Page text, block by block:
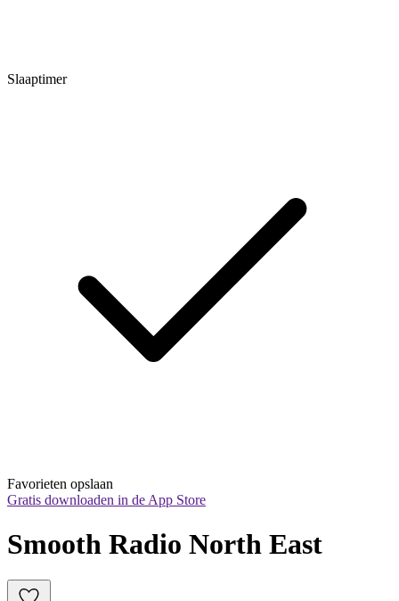
Slaaptimer
Favorieten opslaan
Gratis downloaden in de App Store
Smooth Radio North East